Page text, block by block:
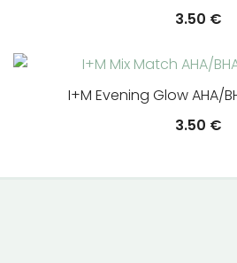
3.50 €
I+M Evening Glow AHA/
3.50 €